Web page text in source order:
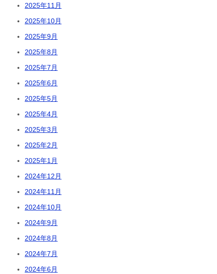
2025年11月
2025年10月
2025年9月
2025年8月
2025年7月
2025年6月
2025年5月
2025年4月
2025年3月
2025年2月
2025年1月
2024年12月
2024年11月
2024年10月
2024年9月
2024年8月
2024年7月
2024年6月